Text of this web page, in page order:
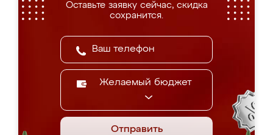
Оставьте заявку сейчас, скидка
сохранится.
Желаемый бюджет
Отправить